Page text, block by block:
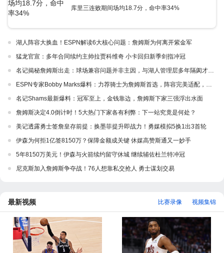
库里三连败期间场均18.7分，命中率34%
湖人阵容大换血！ESPN解读6大核心问题：詹姆斯为何离开紫金军
猛龙官宣：多年合同续约主帅拉贾科维奇 小卡回归新季剑指冲冠
名记揭秘詹姆斯出走：球场兼容问题并非主因，与湖人管理层多年隔阂才是真正导火索
ESPN专家Bobby Marks爆料：力荐骑士为詹姆斯首选，阵容完美适配，家乡情怀加分
名记Shams最新爆料：冠军至上，金钱靠边，詹姆斯下家三强浮出水面
詹姆斯决定4.0倒计时！5大热门下家各有利弊：下一站究竟是何处？
美记透露勇士签詹皇存前提：换墨菲提升即战力！勇媒模拟5换1出3首轮
伊森为何拒1亿签8150万？保障金额成关键 休媒高赞斯通又一妙手
5年8150万美元！伊森与火箭续约留守休城 继续辅佐杜兰特冲冠
尼克斯加入詹姆斯争夺战！76人想靠私交抢人 勇士谋划交易
最新视频 视频集锦
比赛录像